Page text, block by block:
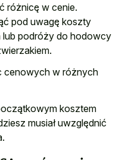
różnicę w cenie.
pod uwagę koszty
lub podróży do hodowcy
cenowych w różnych
kosztem
musiał uwzględnić